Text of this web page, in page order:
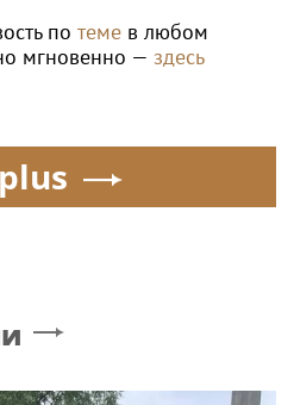
по теме в любом
мгновенно — здесь